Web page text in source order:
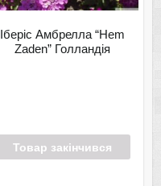
Іберіс Амбрелла “Hem
Zaden” Голландія
Товар закінчився